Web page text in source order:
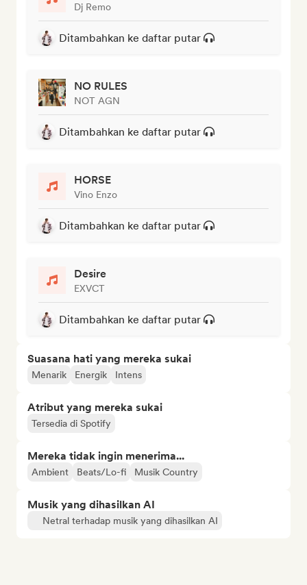
Dj Remo
Ditambahkan ke daftar putar
NO RULES
NOT AGN
Ditambahkan ke daftar putar
HORSE
Vino Enzo
Ditambahkan ke daftar putar
Desire
EXVCT
Ditambahkan ke daftar putar
Suasana hati yang mereka sukai
Menarik Energik Intens
Atribut yang mereka sukai
Tersedia di Spotify
Mereka tidak ingin menerima...
Ambient Beats/Lo-fi Musik Country
Musik yang dihasilkan AI
Netral terhadap musik yang dihasilkan AI